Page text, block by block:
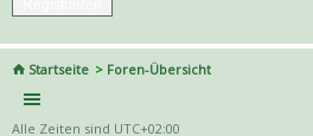
Startseite Foren-Übersicht
Alle Zeiten sind UTC+02:00